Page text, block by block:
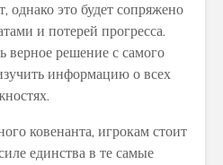
однако это будет сопряжено
и потерей прогресса.
верное решение с самого
информацию о всех
ковенанта, игрокам стоит
единства в те самые